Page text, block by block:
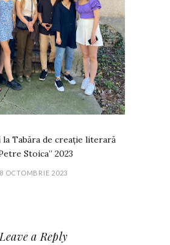
Tabăra de creație literară
Stoica” 2023
8 OCTOMBRIE 2023
a Reply